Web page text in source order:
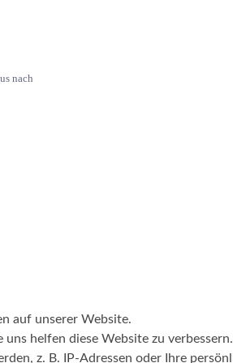
nach
auf unserer Website.
helfen diese Website zu verbessern.
z. B. IP-Adressen oder Ihre